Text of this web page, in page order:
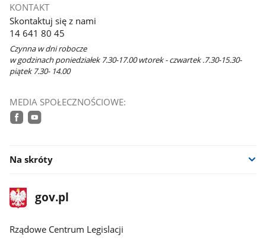
KONTAKT
Skontaktuj się z nami
14 641 80 45
Czynna w dni robocze
w godzinach poniedziałek 7.30-17.00 wtorek - czwartek .7.30-15.30-
piątek 7.30- 14.00
MEDIA SPOŁECZNOŚCIOWE:
Na skróty
stopka
gov.plStrona
gov.pl
Rządowe Centrum Legislacji